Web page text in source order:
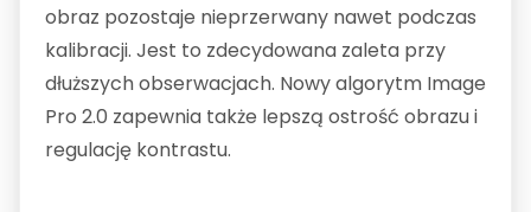
obraz pozostaje nieprzerwany nawet podczas
kalibracji. Jest to zdecydowana zaleta przy
dłuższych obserwacjach. Nowy algorytm Image
Pro 2.0 zapewnia także lepszą ostrość obrazu i
regulację kontrastu.